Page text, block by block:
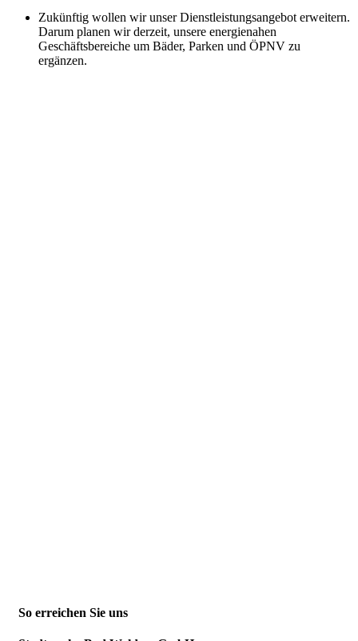
Zukünftig wollen wir unser Dienstleistungsangebot erweitern.
Darum planen wir derzeit, unsere energienahen
Geschäftsbereiche um Bäder, Parken und ÖPNV zu
ergänzen.
So erreichen Sie uns